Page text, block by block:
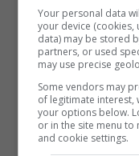
scambiandosi
una di fronte
l’uomo scoprì
davanti agli
mandò un
“Romeo e
Your personal data
your device
data) may be stored
partners, or used
may use precise
Some vendors may
of legitimate interest,
your options below.
or in the site menu to
and cookie settings.